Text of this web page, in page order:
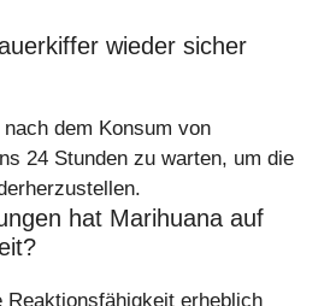
wieder sicher
dem Konsum von
24 Stunden zu warten, um die
hat Marihuana auf
Reaktionsfähigkeit erheblich